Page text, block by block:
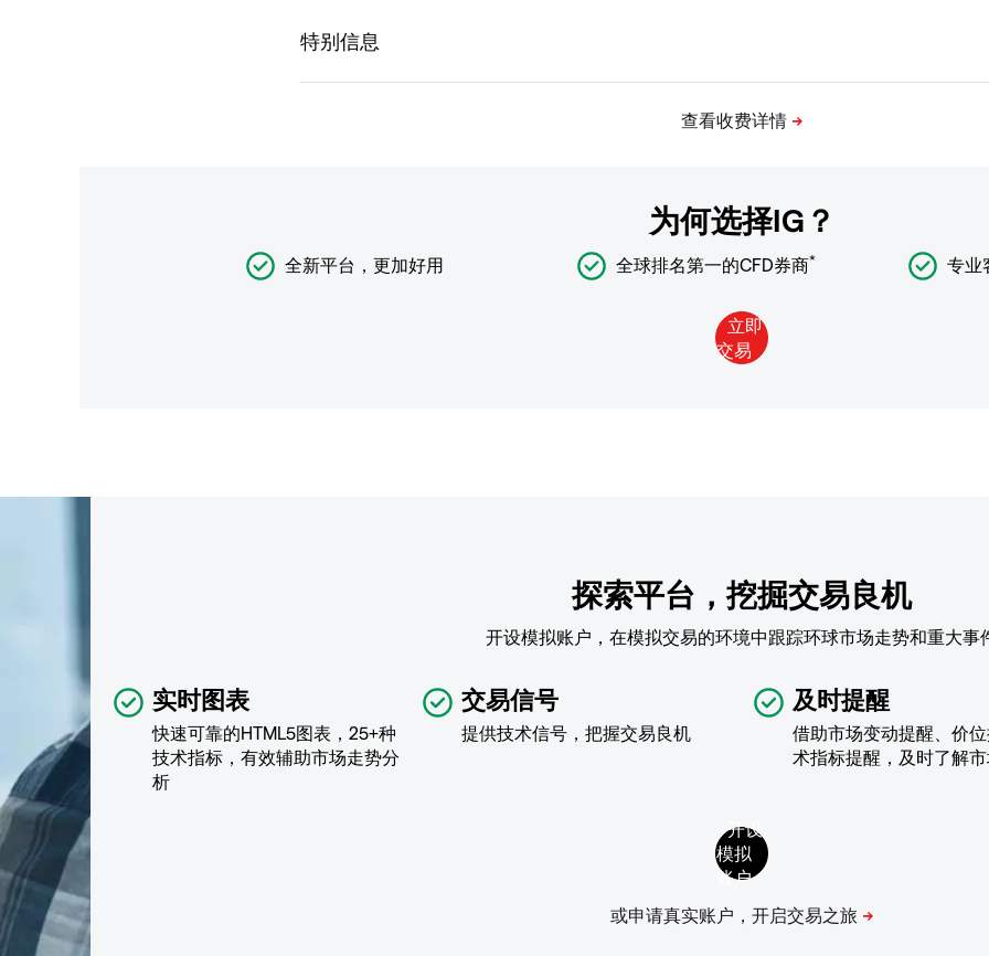
为何选择IG？
全新平台，更加好用 全球排名第一的CFD券商* 专业
探索平台，挖掘交易良机
开设模拟账户，在模拟交易的环境中跟踪环球市场走势和重大事
实时图表
快速可靠的HTML5图表，25+种
技术指标，有效辅助市场走势分
析
交易信号
提供技术信号，把握交易良机
及时提醒
借助市场变动提醒、价
术指标提醒，及时了解